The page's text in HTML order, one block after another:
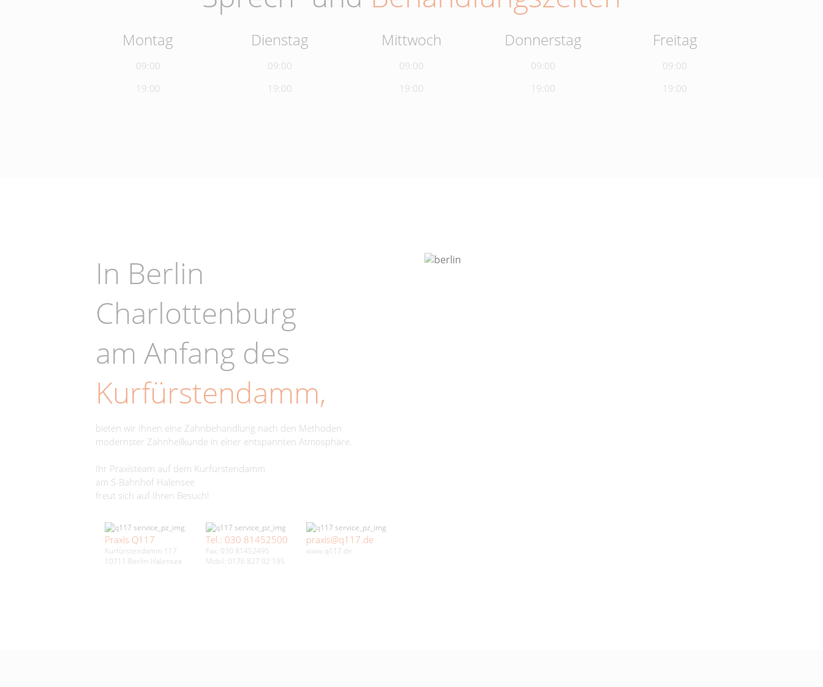
Montag
09:00
19:00
Dienstag
09:00
19:00
Mittwoch
09:00
19:00
Donnerstag
09:00
19:00
Freitag
09:00
19:00
In Berlin
Charlottenburg
am Anfang des
Kurfürstendamm,
bieten wir Ihnen eine Zahnbehandlung nach den Methoden
modernster Zahnheilkunde in einer entspannten Atmosphäre.
Ihr Praxisteam auf dem Kurfürstendamm
am S-Bahnhof Halensee
freut sich auf Ihren Besuch!
Praxis Q117
Kurfürstendamm 117
10711 Berlin-Halensee
Tel.: 030 81452500
Fax: 030 81452495
Mobil: 0176 827 02 195
praxis@q117.de
www.q117.de